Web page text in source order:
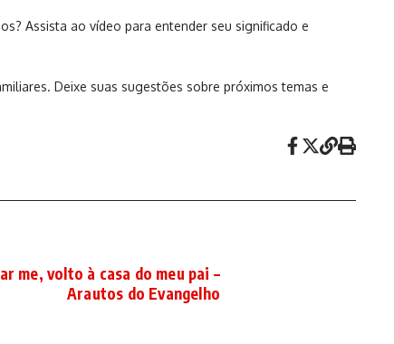
Assista ao vídeo para entender seu significado e
Deixe suas sugestões sobre próximos temas e
me, volto à casa do meu pai –
Arautos do Evangelho